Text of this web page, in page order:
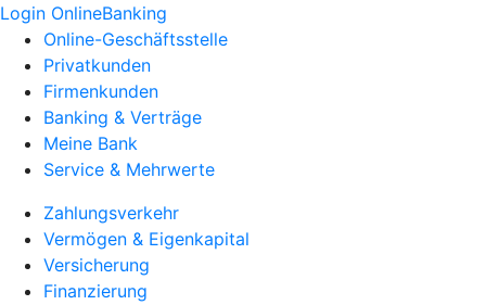
Login OnlineBanking
Online-Geschäftsstelle
Privatkunden
Firmenkunden
Banking & Verträge
Meine Bank
Service & Mehrwerte
Zahlungsverkehr
Vermögen & Eigenkapital
Versicherung
Finanzierung